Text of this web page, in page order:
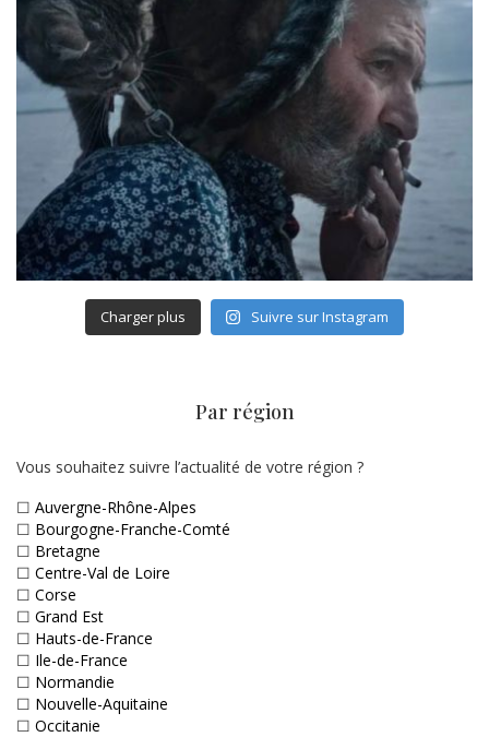
Charger plus Suivre sur Instagram
Par région
Vous souhaitez suivre l’actualité de votre région ?
☐ Auvergne-Rhône-Alpes
☐ Bourgogne-Franche-Comté
☐ Bretagne
☐ Centre-Val de Loire
☐ Corse
☐ Grand Est
☐ Hauts-de-France
☐ Ile-de-France
☐ Normandie
☐ Nouvelle-Aquitaine
☐ Occitanie